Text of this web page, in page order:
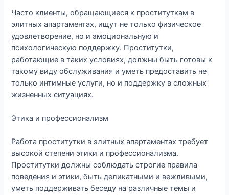
Часто клиенты, обращающиеся к проституткам в
элитных апартаментах, ищут не только физическое
удовлетворение, но и эмоциональную и
психологическую поддержку. Проститутки,
работающие в таких условиях, должны быть готовы к
такому виду обслуживания и уметь предоставить не
только интимные услуги, но и поддержку в сложных
жизненных ситуациях.
Этика и профессионализм
Работа проститутки в элитных апартаментах требует
высокой степени этики и профессионализма.
Проститутки должны соблюдать строгие правила
поведения и этики, быть деликатными и вежливыми,
уметь поддерживать беседу на различные темы и